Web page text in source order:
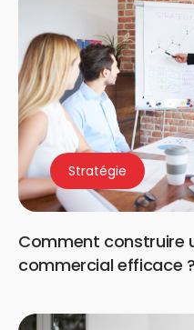
Comment construire
commercial efficace ?
Stratégie